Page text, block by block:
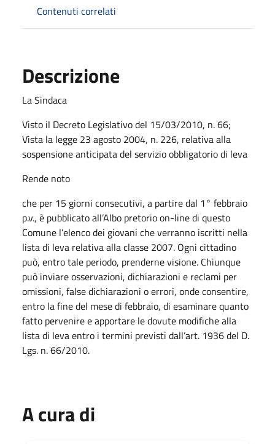
Contenuti correlati
Descrizione
La Sindaca
Visto il Decreto Legislativo del 15/03/2010, n. 66;
Vista la legge 23 agosto 2004, n. 226, relativa alla
sospensione anticipata del servizio obbligatorio di leva
Rende noto
che per 15 giorni consecutivi, a partire dal 1° febbraio
p.v., è pubblicato all’Albo pretorio on-line di questo
Comune l’elenco dei giovani che verranno iscritti nella
lista di leva relativa alla classe 2007. Ogni cittadino
può, entro tale periodo, prenderne visione. Chiunque
può inviare osservazioni, dichiarazioni e reclami per
omissioni, false dichiarazioni o errori, onde consentire,
entro la fine del mese di febbraio, di esaminare quanto
fatto pervenire e apportare le dovute modifiche alla
lista di leva entro i termini previsti dall’art. 1936 del D.
Lgs. n. 66/2010.
A cura di